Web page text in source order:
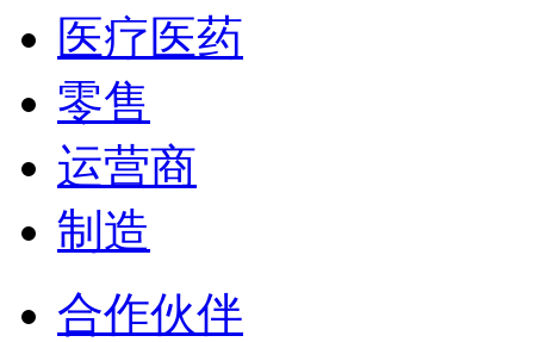
医疗医药
零售
运营商
制造
合作伙伴